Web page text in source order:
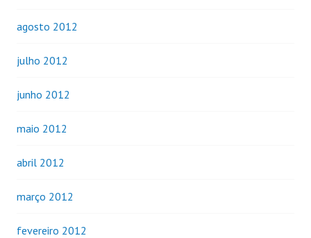
agosto 2012
julho 2012
junho 2012
maio 2012
abril 2012
março 2012
fevereiro 2012